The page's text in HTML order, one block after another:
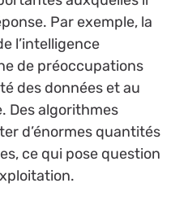
Par exemple, la
l’intelligence
de préoccupations
des données et au
Des algorithmes
d’énormes quantités
ce qui pose question